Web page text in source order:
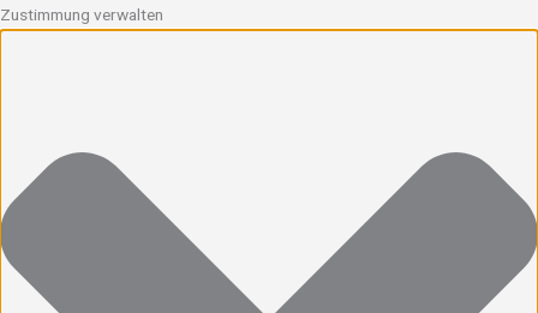
Zustimmung verwalten